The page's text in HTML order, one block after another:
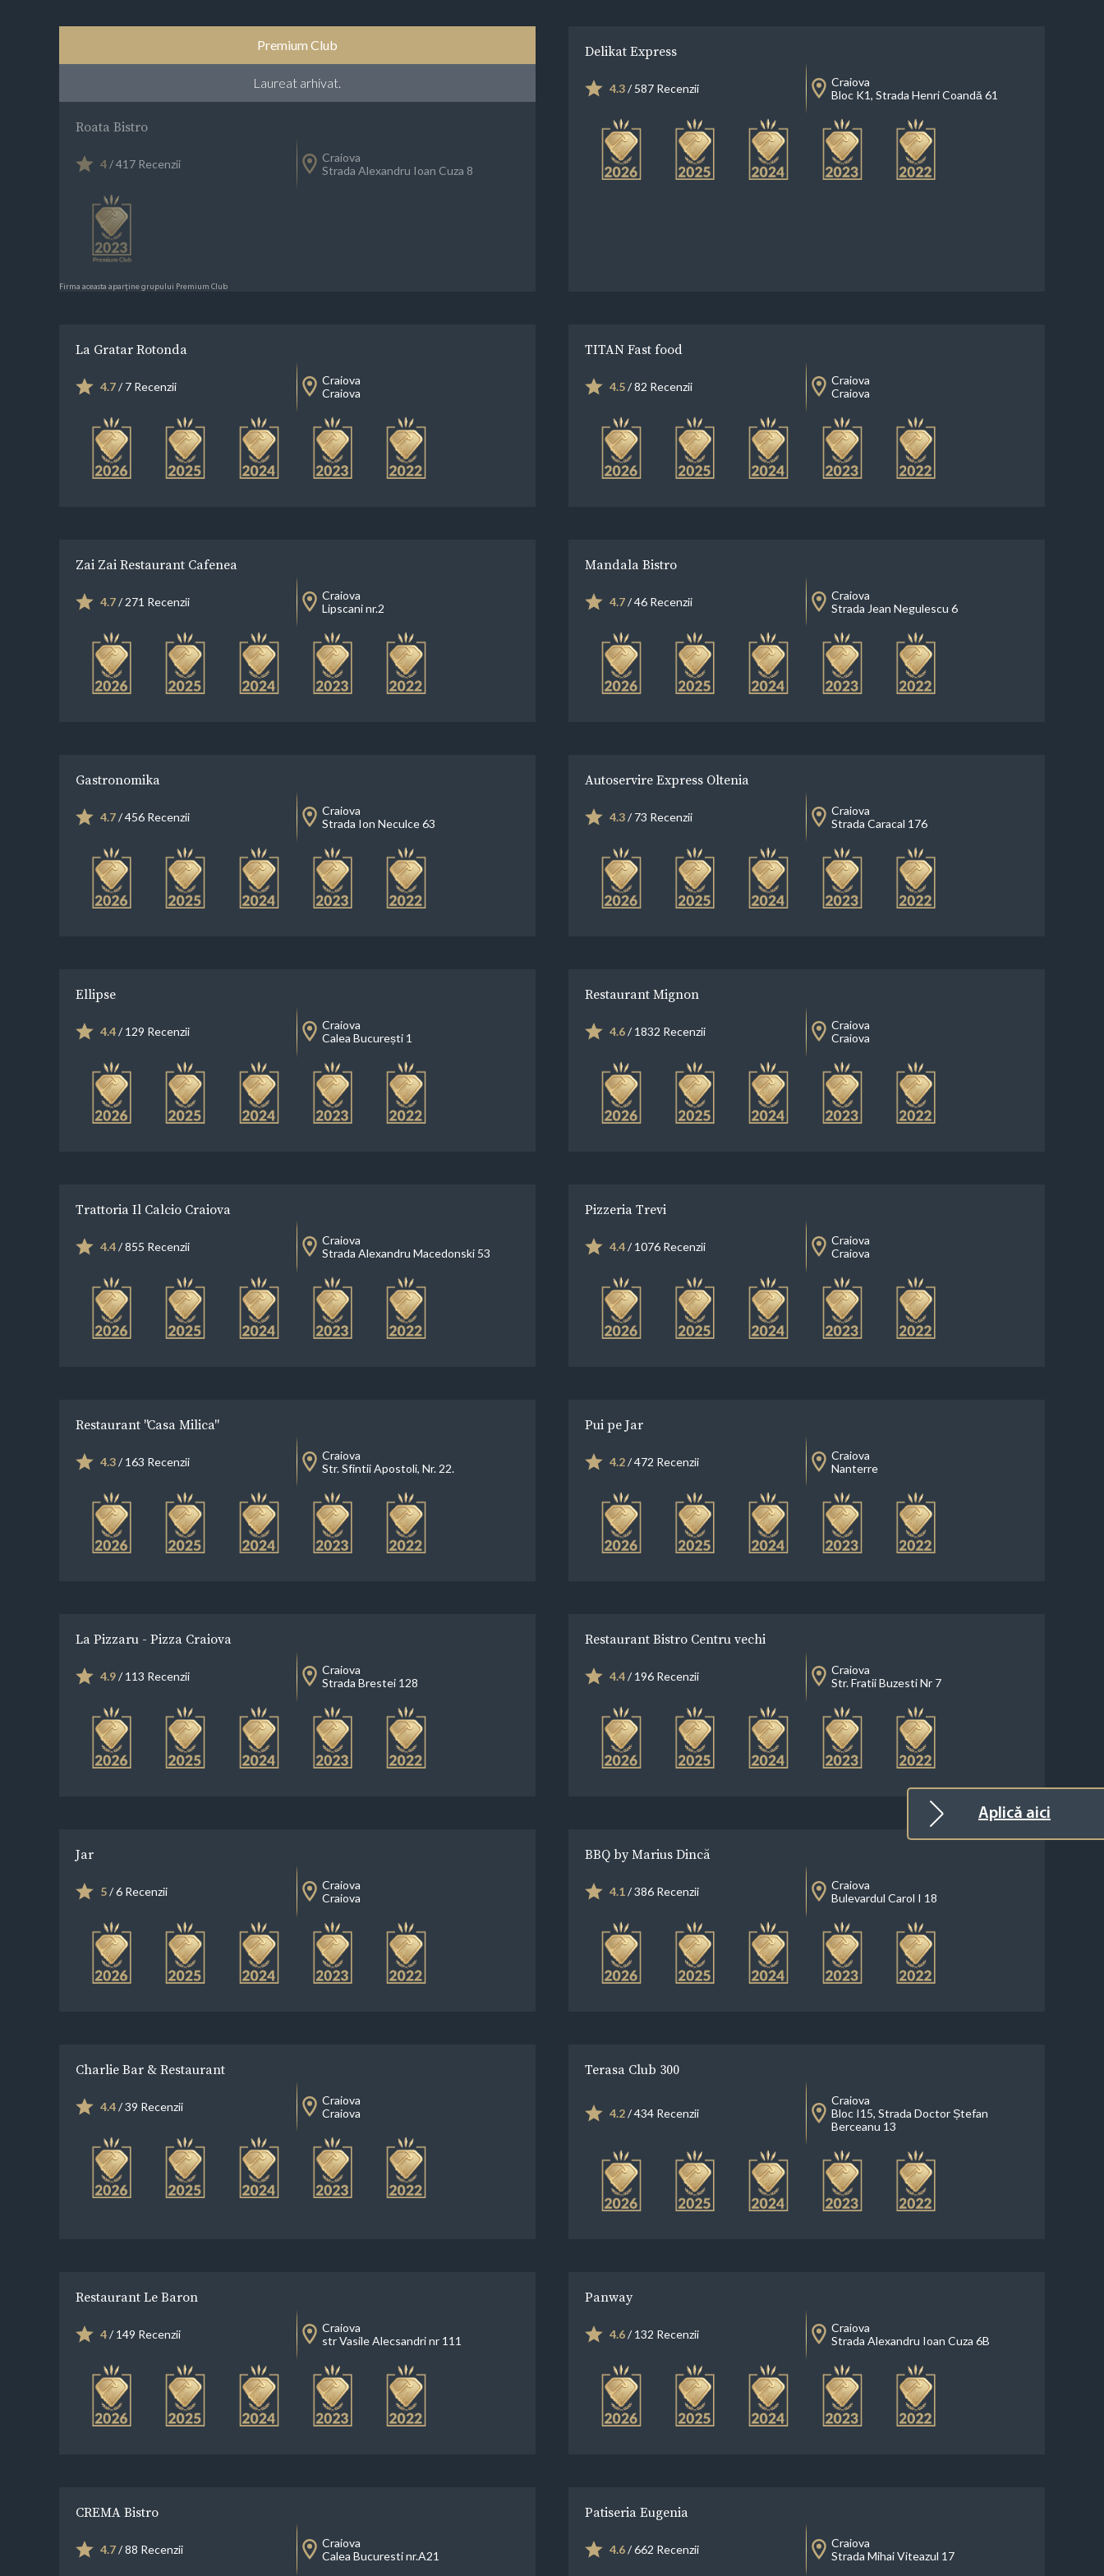
Aplică aici
Premium Club
Laureat arhivat.
Roata Bistro
4/ 417 Recenzii
Craiova
Strada Alexandru Ioan Cuza 8
Firma aceasta aparține grupului Premium Club
Delikat Express
4.3/ 587 Recenzii
Craiova
Bloc K1, Strada Henri Coandă 61
La Gratar Rotonda
4.7/ 7 Recenzii
Craiova
Craiova
TITAN Fast food
4.5/ 82 Recenzii
Craiova
Craiova
Zai Zai Restaurant Cafenea
4.7/ 271 Recenzii
Craiova
Lipscani nr.2
Mandala Bistro
4.7/ 46 Recenzii
Craiova
Strada Jean Negulescu 6
Gastronomika
4.7/ 456 Recenzii
Craiova
Strada Ion Neculce 63
Autoservire Express Oltenia
4.3/ 73 Recenzii
Craiova
Strada Caracal 176
Ellipse
4.4/ 129 Recenzii
Craiova
Calea București 1
Restaurant Mignon
4.6/ 1832 Recenzii
Craiova
Craiova
Trattoria Il Calcio Craiova
4.4/ 855 Recenzii
Craiova
Strada Alexandru Macedonski 53
Pizzeria Trevi
4.4/ 1076 Recenzii
Craiova
Craiova
Restaurant "Casa Milica"
4.3/ 163 Recenzii
Craiova
Str. Sfintii Apostoli, Nr. 22.
Pui pe Jar
4.2/ 472 Recenzii
Craiova
Nanterre
La Pizzaru - Pizza Craiova
4.9/ 113 Recenzii
Craiova
Strada Brestei 128
Restaurant Bistro Centru vechi
4.4/ 196 Recenzii
Craiova
Str. Fratii Buzesti Nr 7
Jar
5/ 6 Recenzii
Craiova
Craiova
BBQ by Marius Dincă
4.1/ 386 Recenzii
Craiova
Bulevardul Carol I 18
Charlie Bar & Restaurant
4.4/ 39 Recenzii
Craiova
Craiova
Terasa Club 300
4.2/ 434 Recenzii
Craiova
Bloc I15, Strada Doctor Ștefan
Berceanu 13
Restaurant Le Baron
4/ 149 Recenzii
Craiova
str Vasile Alecsandri nr 111
Panway
4.6/ 132 Recenzii
Craiova
Strada Alexandru Ioan Cuza 6B
CREMA Bistro
4.7/ 88 Recenzii
Craiova
Calea Bucuresti nr.A21
Patiseria Eugenia
4.6/ 662 Recenzii
Craiova
Strada Mihai Viteazul 17